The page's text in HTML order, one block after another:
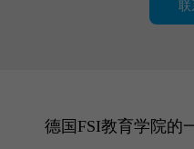
联
德国FSI教育学院的